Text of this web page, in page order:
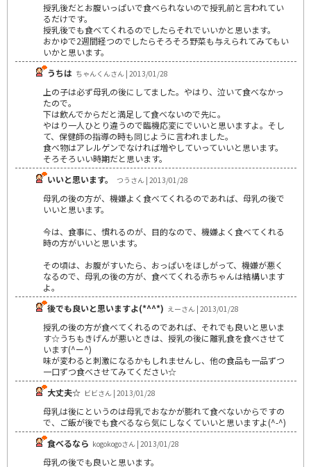
授乳後だとお腹いっぱいで食べられないので授乳前と言われてい
るだけです。
授乳後でも食べてくれるのでしたらそれでいいかと思います。
おかゆで2週間経つのでしたらそろそろ野菜も与えられてみてもい
いかと思います。
うちは ちゃんくんさん | 2013/01/28
上の子は必ず母乳の後にしてました。やはり、泣いて食べなかっ
たので。
下は飲んでからだと満足して食べないので先に。
やはり一人ひとり違うので臨機応変にでいいと思いますよ。そし
て、保健師の指導の時も同じように言われました。
食べ物はアレルゲンでなければ増やしていっていいと思います。
そろそろいい時期だと思います。
いいと思います。
つうさん | 2013/01/28
母乳の後の方が、機嫌よく食べてくれるのであれば、母乳の後で
いいと思います。
今は、食事に、慣れるのが、目的なので、機嫌よく食べてくれる
時の方がいいと思います。
その頃は、お腹がすいたら、おっぱいをほしがって、機嫌が悪く
なるので、母乳の後の方が、食べてくれる赤ちゃんは結構います
よ。
後でも良いと思いますよ(*^^*) えーさん | 2013/01/28
授乳の後の方が食べてくれるのであれば、それでも良いと思いま
す☆うちもきげんが悪いときは、授乳の後に離乳食を食べさせて
います(^ー^)
味が変わると刺激になるかもしれませんし、他の食品も一品ずつ
一口ずつ食べさせてみてください☆
大丈夫☆ ビビさん | 2013/01/28
母乳は後にというのは母乳でおなかが膨れて食べないからですの
で、ご飯が後でも食べるなら気にしなくていいと思いますよ(^-^)
食べるなら kogokogoさん | 2013/01/28
母乳の後でも良いと思います。